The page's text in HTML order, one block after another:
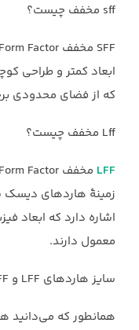
sff مخفف چیست؟
ابعاد کمتر و طراحی
که از فضای محدودی
Lff مخفف چیست؟
LFF
زمینهٔ هارد‌های دیسک
اشاره دارد که ابعاد
معمول دارند.‏
سایز هاردهای LFF و SFF ظرفیت هر کدام تا چقدر می‌باشد؟ ‏